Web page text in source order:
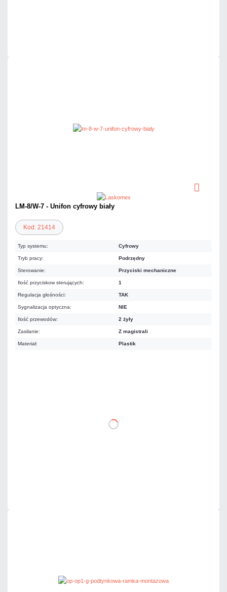
LM-8/W-7 - Unifon cyfrowy biały
Kod: 21414
Typ systemu: Cyfrowy
Tryb pracy: Podrzędny
Sterowanie: Przyciski mechaniczne
Ilość przyciskow sterujących: 1
Regulacja głośności: TAK
Sygnalizacja optyczna: NIE
Ilość przewodów: 2 żyły
Zasilanie: Z magistrali
Materiał: Plastik
DO KOSZYKA